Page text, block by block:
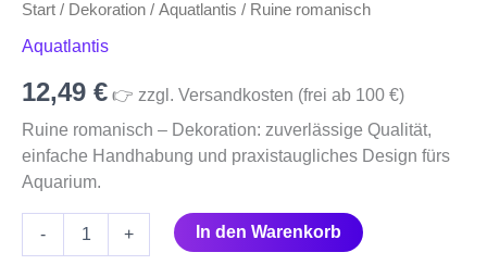
Start / Dekoration / Aquatlantis / Ruine romanisch
Aquatlantis
12,49 € 👉 zzgl. Versandkosten (frei ab 100 €)
Ruine romanisch – Dekoration: zuverlässige Qualität,
einfache Handhabung und praxistaugliches Design fürs
Aquarium.
- + In den Warenkorb